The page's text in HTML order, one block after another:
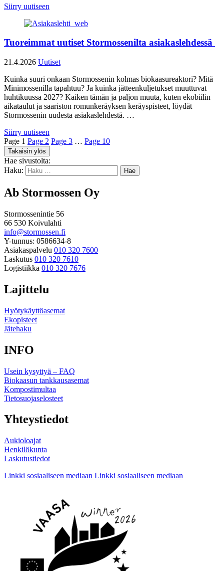
Siirry uutiseen
Tuoreimmat uutiset Stormossenilta asiakaslehdessä
21.4.2026 Uutiset
Kuinka suuri onkaan Stormossenin kolmas biokaasureaktori? Mitä
Minimossenilla tapahtuu? Ja kuinka jätteenkuljetukset muuttuvat
huhtikuussa 2027? Kaiken tämän ja paljon muuta, kuten ekobiilin
aikataulut ja saariston romunkeräyksen keräyspisteet, löydät
Stormossenin uudesta asiakaslehdestä. …
Siirry uutiseen
Page 1 Page 2 Page 3 … Page 10
Takaisin ylös
Hae sivustolta:
Haku:
Ab Stormossen Oy
Stormossenintie 56
66 530 Koivulahti
info@stormossen.fi
Y-tunnus: 0586634-8
Asiakaspalvelu 010 320 7600
Laskutus 010 320 7610
Logistiikka 010 320 7676
Lajittelu
Hyötykäyttöasemat
Ekopisteet
Jätehaku
INFO
Usein kysyttyä – FAQ
Biokaasun tankkausasemat
Kompostimultaa
Tietosuojaselosteet
Yhteystiedot
Aukioloajat
Henkilökunta
Laskutustiedot
Linkki sosiaaliseen mediaan Linkki sosiaaliseen mediaan